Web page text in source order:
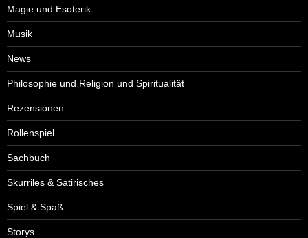
Magie und Esoterik
Musik
News
Philosophie und Religion und Spiritualität
Rezensionen
Rollenspiel
Sachbuch
Skurriles & Satirisches
Spiel & Spaß
Storys